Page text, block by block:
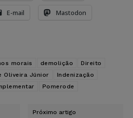
E-mail Mastodon
morais demolição
Direito
Oliveira Júnior
Indenização
Pomerode
Próximo artigo